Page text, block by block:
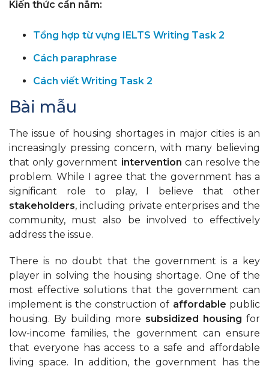
Kiến thức cần nắm:
Tổng hợp từ vựng IELTS Writing Task 2
Cách paraphrase
Cách viết Writing Task 2
Bài mẫu
The issue of housing shortages in major cities is an
increasingly pressing concern, with many believing
that only government intervention can resolve the
problem. While I agree that the government has a
significant role to play, I believe that other
stakeholders, including private enterprises and the
community, must also be involved to effectively
address the issue.
There is no doubt that the government is a key
player in solving the housing shortage. One of the
most effective solutions that the government can
implement is the construction of affordable public
housing. By building more subsidized housing for
low-income families, the government can ensure
that everyone has access to a safe and affordable
living space. In addition, the government has the